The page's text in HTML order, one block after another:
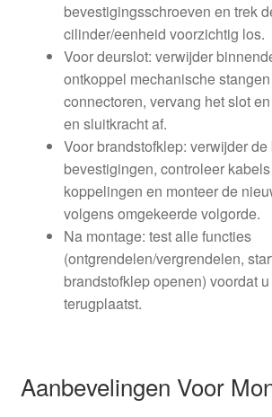
bevestigingsschroeven en trek
cilinder/eenheid voorzichtig los.
Voor deurslot: verwijder
ontkoppel mechanische
connectoren, vervang het slot
en sluitkracht af.
Voor brandstofklep: verwijder
bevestigingen, controleer
koppelingen en monteer de
volgens omgekeerde volgorde.
Na montage: test alle functies
(ontgrendelen/vergrendelen,
brandstofklep openen) voordat
terugplaatst.
Aanbevelingen Voor